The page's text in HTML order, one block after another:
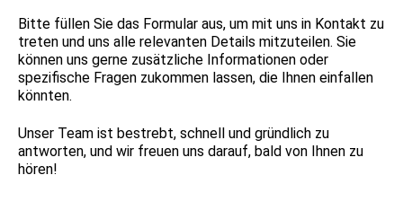
Bitte füllen Sie das Formular aus, um mit uns in Kontakt zu
treten und uns alle relevanten Details mitzuteilen. Sie
können uns gerne zusätzliche Informationen oder
spezifische Fragen zukommen lassen, die Ihnen einfallen
könnten.
Unser Team ist bestrebt, schnell und gründlich zu
antworten, und wir freuen uns darauf, bald von Ihnen zu
hören!